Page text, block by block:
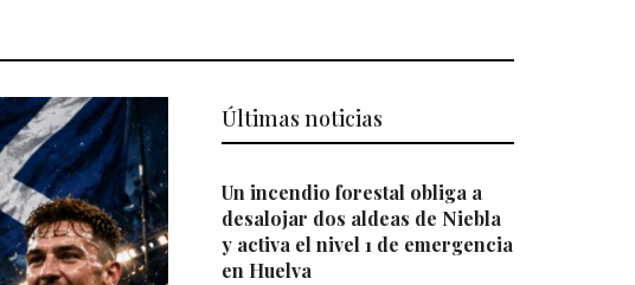
Últimas noticias
Un incendio forestal obliga a
desalojar dos aldeas de Niebla
y activa el nivel 1 de emergencia
en Huelva